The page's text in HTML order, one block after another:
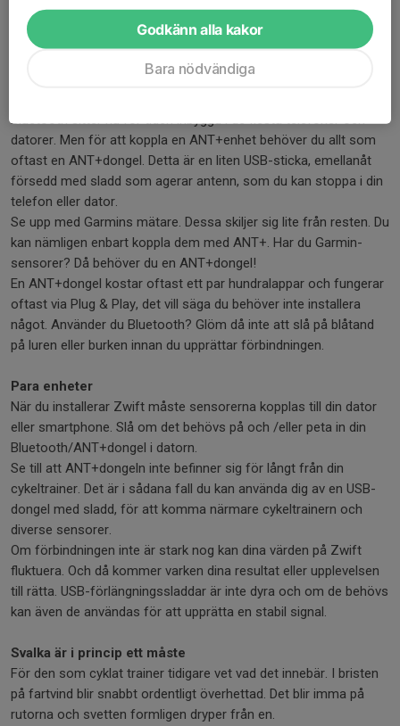
För att koppla dina enheter med dator eller smartphone måste
du först se vilken sorts signaler som de sänder. Därefter se till
Bluetooth sitter nu för tiden inbyggd i de flesta telefoner och
datorer. Men för att koppla en ANT+enhet behöver du allt som
oftast en ANT+dongel. Detta är en liten USB-sticka, emellanåt
försedd med sladd som agerar antenn, som du kan stoppa i din
telefon eller dator.
Se upp med Garmins mätare. Dessa skiljer sig lite från resten. Du
kan nämligen enbart koppla dem med ANT+. Har du Garmin-
sensorer? Då behöver du en ANT+dongel!
En ANT+dongel kostar oftast ett par hundralappar och fungerar
oftast via Plug & Play, det vill säga du behöver inte installera
något. Använder du Bluetooth? Glöm då inte att slå på blåtand
på luren eller burken innan du upprättar förbindningen.
Para enheter
När du installerar Zwift måste sensorerna kopplas till din dator
eller smartphone. Slå om det behövs på och /eller peta in din
Bluetooth/ANT+dongel i datorn.
Se till att ANT+dongeln inte befinner sig för långt från din
cykeltrainer. Det är i sådana fall du kan använda dig av en USB-
dongel med sladd, för att komma närmare cykeltrainern och
diverse sensorer.
Om förbindningen inte är stark nog kan dina värden på Zwift
fluktuera. Och då kommer varken dina resultat eller upplevelsen
till rätta. USB-förlängningssladdar är inte dyra och om de behövs
kan även de användas för att upprätta en stabil signal.
Svalka är i princip ett måste
För den som cyklat trainer tidigare vet vad det innebär. I bristen
på fartvind blir snabbt ordentligt överhettad. Det blir imma på
rutorna och svetten formligen dryper från en.
Godkänn alla kakor
Bara nödvändiga